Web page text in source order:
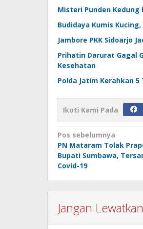
Misteri Punden Kedung
Budidaya Kumis
Jambore PKK Sidoarjo
Prihatin Darurat Gagal
Kesehatan
Polda Jatim Kerahkan 5
Ikuti Kami Pada
Navigasi
pos
Pos sebelumnya
PN Mataram Tolak
Bupati Sumbawa,
Covid-19
Jangan Lewatkan